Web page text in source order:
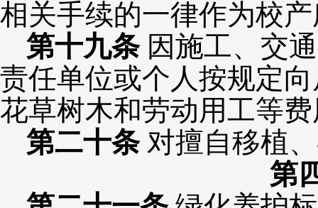
相关手续的一律作为校
第十九条 因施工、交
责任单位或个人按规定
花草树木和劳动用工等
第二十条 对擅自移植
第